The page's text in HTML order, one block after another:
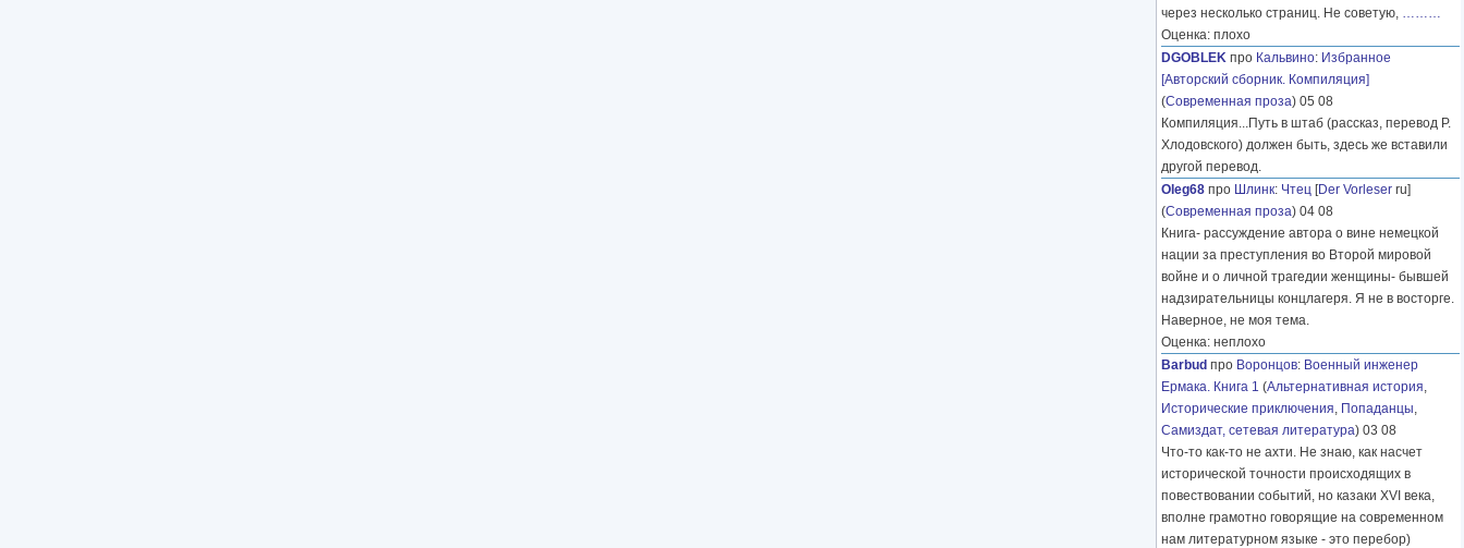
через несколько страниц. Не советую, ………
Оценка: плохо
DGOBLEK про Кальвино: Избранное
[Авторский сборник. Компиляция]
(Современная проза) 05 08
Компиляция...Путь в штаб (рассказ, перевод Р.
Хлодовского) должен быть, здесь же вставили
другой перевод.
Oleg68 про Шлинк: Чтец [Der Vorleser ru]
(Современная проза) 04 08
Книга- рассуждение автора о вине немецкой
нации за преступления во Второй мировой
войне и о личной трагедии женщины- бывшей
надзирательницы концлагеря. Я не в восторге.
Наверное, не моя тема.
Оценка: неплохо
Barbud про Воронцов: Военный инженер
Ермака. Книга 1 (Альтернативная история,
Исторические приключения, Попаданцы,
Самиздат, сетевая литература) 03 08
Что-то как-то не ахти. Не знаю, как насчет
исторической точности происходящих в
повествовании событий, но казаки XVI века,
вполне грамотно говорящие на современном
нам литературном языке - это перебор)